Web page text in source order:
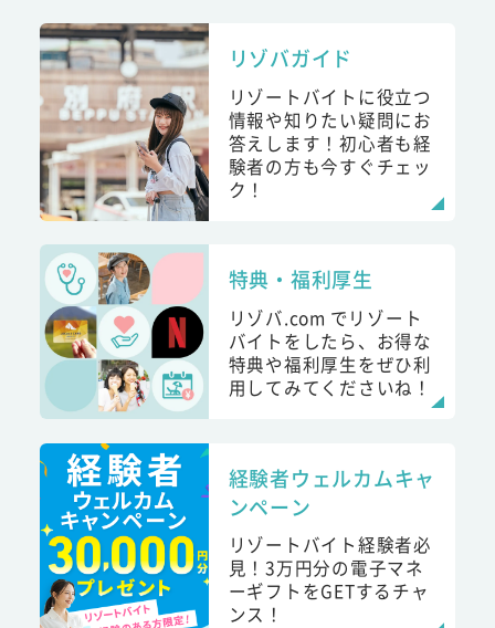
リゾバガイド
リゾートバイトに役立つ
情報や知りたい疑問にお
答えします！初心者も経
験者の方も今すぐチェッ
ク！
特典・福利厚生
リゾバ.com でリゾート
バイトをしたら、お得な
特典や福利厚生をぜひ利
用してみてくださいね！
経験者ウェルカムキャ
ンペーン
リゾートバイト経験者必
見！3万円分の電子マネ
ーギフトをGETするチャ
ンス！